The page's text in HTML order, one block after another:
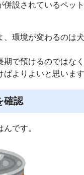
併設されているペッ
、環境が変わるのは
期で預けるのではな
よりよいと思います
確認
です。